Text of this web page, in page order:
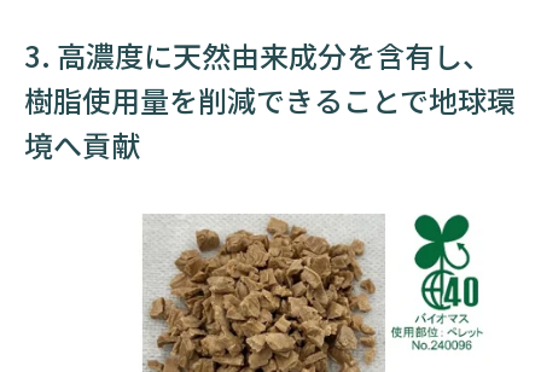
3. 高濃度に天然由来成分を含有し、
樹脂使用量を削減できることで地球環
境へ貢献